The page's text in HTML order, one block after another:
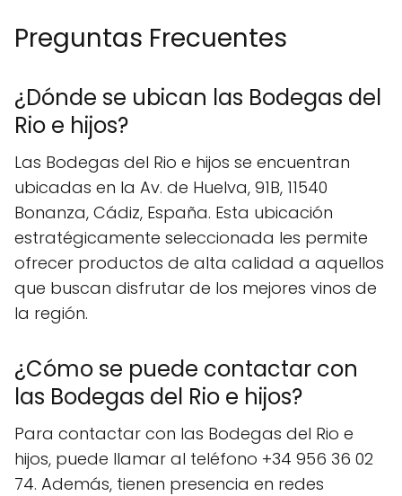
Preguntas Frecuentes
¿Dónde se ubican las Bodegas del
Rio e hijos?
Las Bodegas del Rio e hijos se encuentran
ubicadas en la Av. de Huelva, 91B, 11540
Bonanza, Cádiz, España. Esta ubicación
estratégicamente seleccionada les permite
ofrecer productos de alta calidad a aquellos
que buscan disfrutar de los mejores vinos de
la región.
¿Cómo se puede contactar con
las Bodegas del Rio e hijos?
Para contactar con las Bodegas del Rio e
hijos, puede llamar al teléfono +34 956 36 02
74. Además, tienen presencia en redes